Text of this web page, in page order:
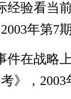
经验看当
年第7
件在战略
》，2003